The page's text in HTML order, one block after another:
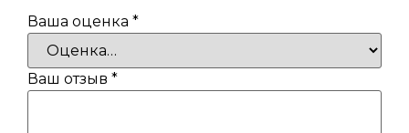
Ваша оценка *
Ваш отзыв *